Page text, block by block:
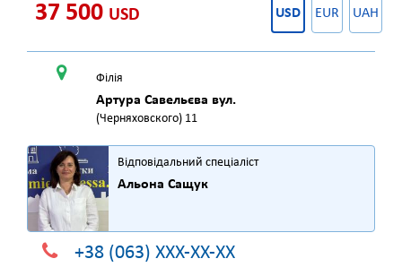
37 500 USD USD EUR UAH
Філія
Артура Савельєва вул.
(Черняховского) 11
Відповідальний спеціаліст
Альона Сащук
+38 (063) XXX-XX-XX